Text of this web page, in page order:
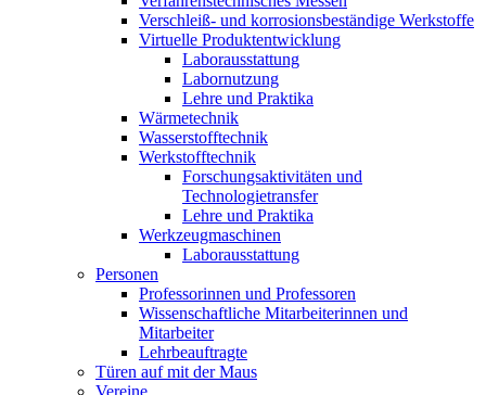
Verschleiß- und korrosionsbeständige Werkstoffe
Virtuelle Produktentwicklung
Laborausstattung
Labornutzung
Lehre und Praktika
Wärmetechnik
Wasserstofftechnik
Werkstofftechnik
Forschungsaktivitäten und
Technologietransfer
Lehre und Praktika
Werkzeugmaschinen
Laborausstattung
Personen
Professorinnen und Professoren
Wissenschaftliche Mitarbeiterinnen und
Mitarbeiter
Lehrbeauftragte
Türen auf mit der Maus
Vereine